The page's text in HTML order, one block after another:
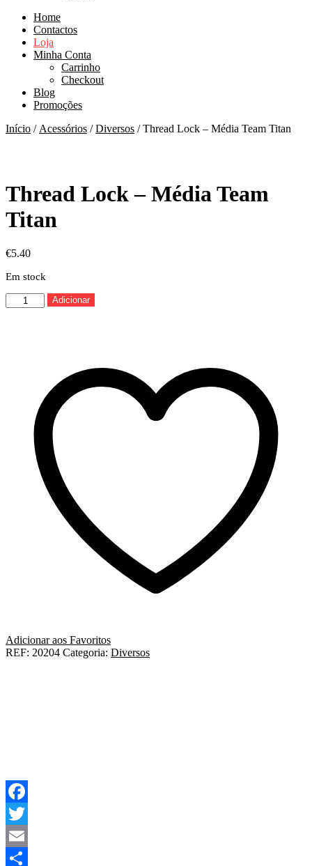
Home
Contactos
Loja
Minha Conta
Carrinho
Checkout
Blog
Promoções
Início / Acessórios /Diversos / Thread Lock – Média Team Titan
Thread Lock – Média Team
Titan
€5.40
Em stock
Quantidade
de
Adicionar
Adicionar aos Favoritos
REF: 20204 Categoria: Diversos
Facebook
Twitter
Email